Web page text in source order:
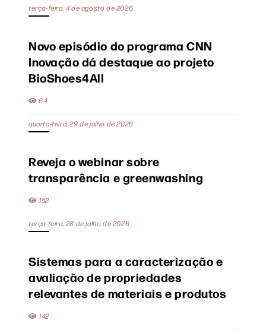
terça-feira, 4 de agosto de 2026
Novo episódio do programa CNN
Inovação dá destaque ao projeto
BioShoes4All
64
quarta-feira, 29 de julho de 2026
Reveja o webinar sobre
transparência e greenwashing
152
terça-feira, 28 de julho de 2026
Sistemas para a caracterização e
avaliação de propriedades
relevantes de materiais e produtos
142